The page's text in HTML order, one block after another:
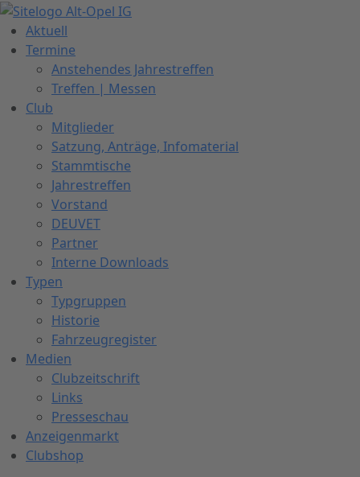
Zum
Inhalt
springen
Aktuell
Termine
Anstehendes Jahrestreffen
Treffen | Messen
Club
Mitglieder
Satzung, Anträge, Infomaterial
Stammtische
Jahrestreffen
Vorstand
DEUVET
Partner
Interne Downloads
Typen
Typgruppen
Historie
Fahrzeugregister
Medien
Clubzeitschrift
Links
Presseschau
Anzeigenmarkt
Clubshop